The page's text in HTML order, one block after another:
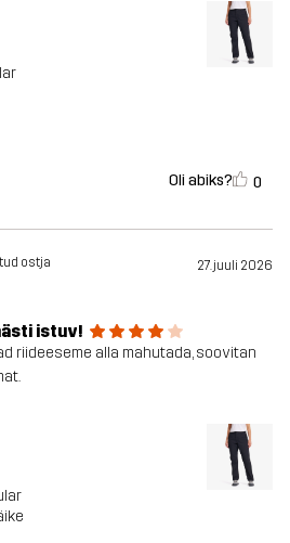
Oli abiks? 0
ostja 27. juuli 2026
istuv!
riideeseme alla mahutada, soovitan